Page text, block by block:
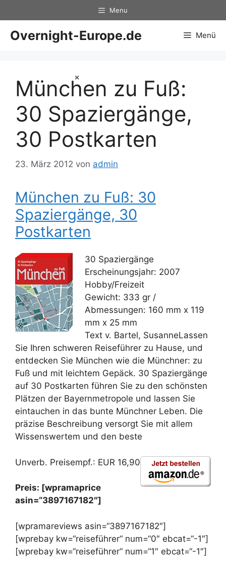
×
Inhalt
springen
Menu
Overnight-Europe.de Menü
München zu Fuß:
30 Spaziergänge,
30 Postkarten
23. März 2012 von admin
München zu Fuß: 30
Spaziergänge, 30
Postkarten
30 Spaziergänge
Erscheinungsjahr: 2007
Hobby/Freizeit
Gewicht: 333 gr /
Abmessungen: 160 mm x 119
mm x 25 mm
Text v. Bartel, SusanneLassen
Sie Ihren schweren Reiseführer zu Hause, und
entdecken Sie München wie die Münchner: zu
Fuß und mit leichtem Gepäck. 30 Spaziergänge
auf 30 Postkarten führen Sie zu den schönsten
Plätzen der Bayernmetropole und lassen Sie
eintauchen in das bunte Münchner Leben. Die
präzise Beschreibung versorgt Sie mit allem
Wissenswertem und den beste
Unverb. Preisempf.: EUR 16,90
Preis: [wpramaprice
asin=“3897167182″]
[wpramareviews asin=“3897167182″]
[wprebay kw=“reiseführer“ num=“0″ ebcat=“-1″]
[wprebay kw=“reiseführer“ num=“1″ ebcat=“-1″]